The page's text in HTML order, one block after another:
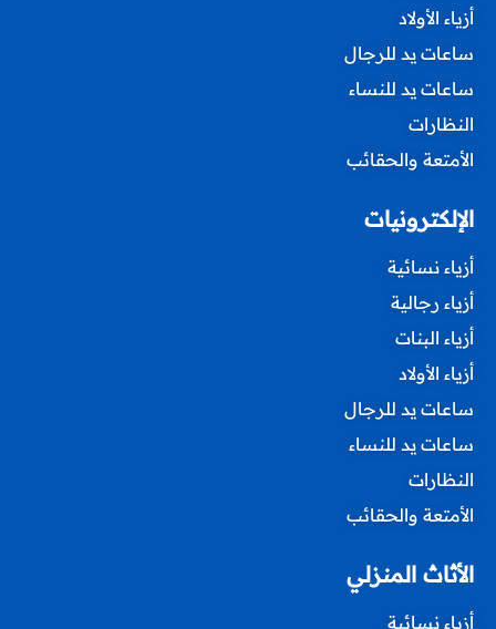
أزياء الأولاد
ساعات يد للرجال
ساعات يد للنساء
النظارات
الأمتعة والحقائب
الإلكترونيات
أزياء نسائية
أزياء رجالية
أزياء البنات
أزياء الأولاد
ساعات يد للرجال
ساعات يد للنساء
النظارات
الأمتعة والحقائب
الأثاث المنزلي
أزياء نسائية